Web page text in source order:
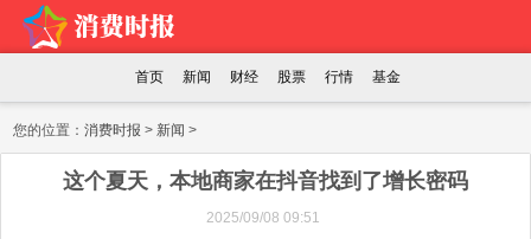
首页 新闻 财经 股票 行情 基金
您的位置：消费时报 > 新闻 >
这个夏天，本地商家在抖音找到了增长密码
2025/09/08 09:51